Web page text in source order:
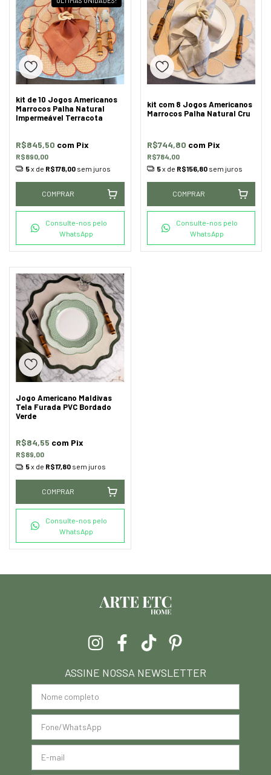
kit de 10 Jogos Americanos
Marrocos Palha Natural
Impermeável Terracota
R$890,00
R$845,50 com Pix
5x de R$178,00 sem juros
COMPRAR
Consulte-nos pelo
WhatsApp
kit com 8 Jogos Americanos
Marrocos Palha Natural Cru
R$784,00
R$744,80 com Pix
5x de R$156,80 sem juros
COMPRAR
Consulte-nos pelo
WhatsApp
Jogo Americano Maldivas
Tela Furada PVC Bordado
Verde
R$89,00
R$84,55 com Pix
5x de R$17,80 sem juros
COMPRAR
Consulte-nos pelo
WhatsApp
ASSINE NOSSA NEWSLETTER